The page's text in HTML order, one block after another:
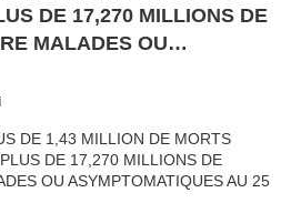
DE 17,270 MILLIONS DE
MALADES OU